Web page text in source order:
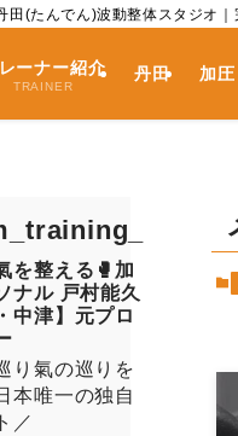
田(たんでん)波動整体スタジオ
レーナー紹介
TRAINER
丹田 加
を整える🥊加
ナル 戸村能久
中津】元プロ
り氣の巡りを
本唯一の独自
／